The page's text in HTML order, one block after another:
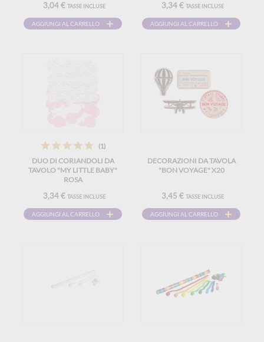
3,04 € TASSE INCLUSE
AGGIUNGI AL CARRELLO
3,34 € TASSE INCLUSE
AGGIUNGI AL CARRELLO
(1)
DUO DI CORIANDOLI DA
TAVOLO "MY LITTLE BABY"
ROSA
3,34 € TASSE INCLUSE
AGGIUNGI AL CARRELLO
DECORAZIONI DA TAVOLA
"BON VOYAGE" X20
3,45 € TASSE INCLUSE
AGGIUNGI AL CARRELLO